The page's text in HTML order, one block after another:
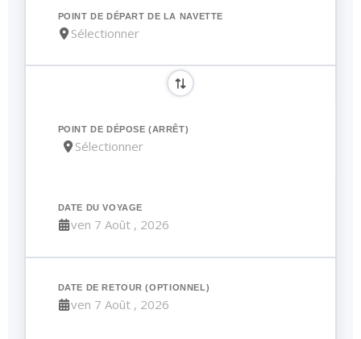
POINT DE DÉPART DE LA NAVETTE
POINT DE DÉPOSE (ARRÊT)
DATE DU VOYAGE
DATE DE RETOUR (OPTIONNEL)